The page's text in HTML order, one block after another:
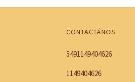
CONTACTÁNOS
5491149404626
1149404626